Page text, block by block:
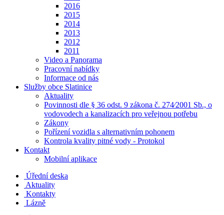
2016
2015
2014
2013
2012
2011
Video a Panorama
Pracovní nabídky
Informace od nás
Služby obce Slatinice
Aktuality
Povinnosti dle § 36 odst. 9 zákona č. 274⁄2001 Sb., o
vodovodech a kanalizacích pro veřejnou potřebu
Zákony
Pořízení vozidla s alternativním pohonem
Kontrola kvality pitné vody - Protokol
Kontakt
Mobilní aplikace
Úřední deska
Aktuality
Kontakty
Lázně